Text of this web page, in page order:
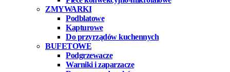
ZMYWARKI
Podblatowe
Kapturowe
Do przyrządów kuchennych
BUFETOWE
Podgrzewacze
Warniki i zaparzacze